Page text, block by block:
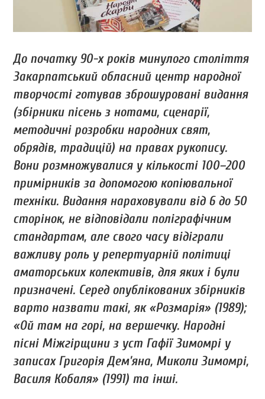
До початку 90-х років минулого століття
Закарпатський обласний центр народної
творчості готував зброшуровані видання
(збірники пісень з нотами, сценарії,
методичні розробки народних свят,
обрядів, традицій) на правах рукопису.
Вони розмножувалися у кількості 100–200
примірників за допомогою копіювальної
техніки. Видання нараховували від 6 до 50
сторінок, не відповідали поліграфічним
стандартам, але свого часу відіграли
важливу роль у репертуарній політиці
аматорських колективів, для яких і були
призначені. Серед опублікованих збірників
варто назвати такі, як «Розмарія» (1989);
«Ой там на горі, на вершечку. Народні
пісні Міжгірщини з уст Гафії Зимомрі у
записах Григорія Дем’яна, Миколи Зимомрі,
Василя Кобаля» (1991) та інші.